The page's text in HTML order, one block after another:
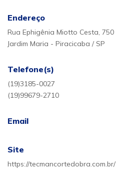
Endereço
Rua Ephigênia Miotto Cesta, 750
Jardim Maria - Piracicaba / SP
Telefone(s)
(19)3185-0027
(19)99679-2710
Email
Site
https://tecmancortedobra.com.br/